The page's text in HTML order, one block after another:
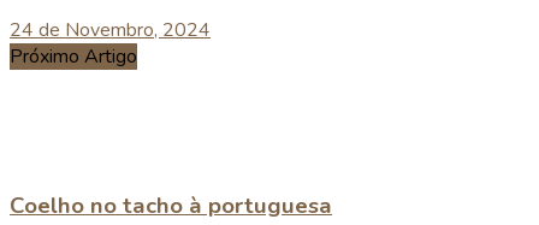
24 de Novembro, 2024
Próximo Artigo
Coelho no tacho à portuguesa